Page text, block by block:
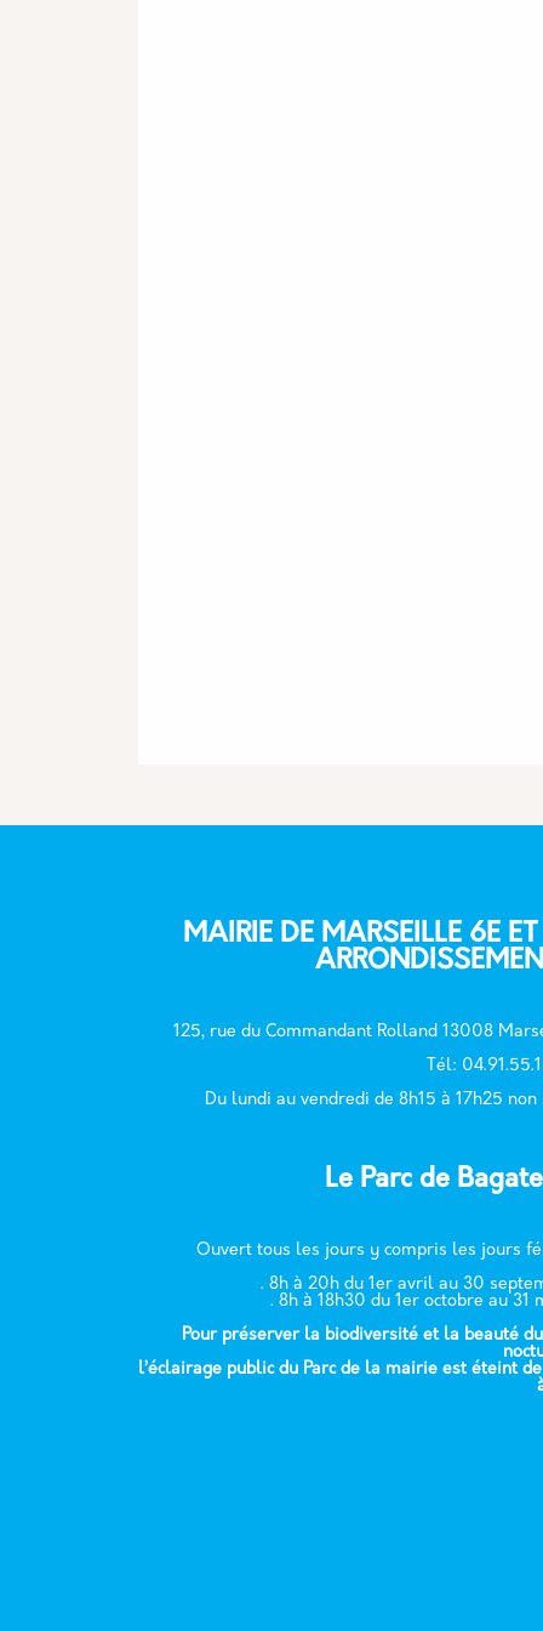
MAIRIE DE MARSEILLE 6E
125, rue du Commandant Rolland 13008
Tél:
Du lundi au vendredi de 8h15 à 17h25 non
Le Parc de
Ouvert tous les jours y compris les jours
. 8h à 20h du 1er avril au 30
. 8h à 18h30 du 1er octobre au 31
Pour préserver la biodiversité et la beauté
l’éclairage public du Parc de la mairie est éteint